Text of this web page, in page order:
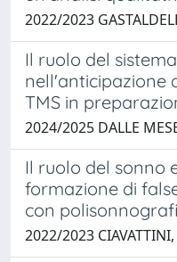
2022/2023
Il ruolo del
nell'anticipazione
TMS in
2024/2025 DALLE
Il ruolo del sonno
formazione di
con
2022/2023